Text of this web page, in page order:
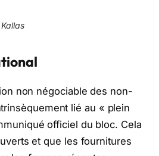
non négociable des non-
lié au « plein
officiel du bloc. Cela
et que les fournitures